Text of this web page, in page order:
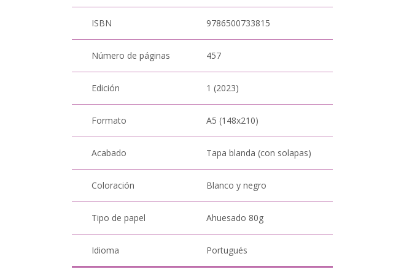
ISBN 9786500733815
Número de páginas 457
Edición 1 (2023)
Formato A5 (148x210)
Acabado Tapa blanda (con solapas)
Coloración Blanco y negro
Tipo de papel Ahuesado 80g
Idioma Portugués